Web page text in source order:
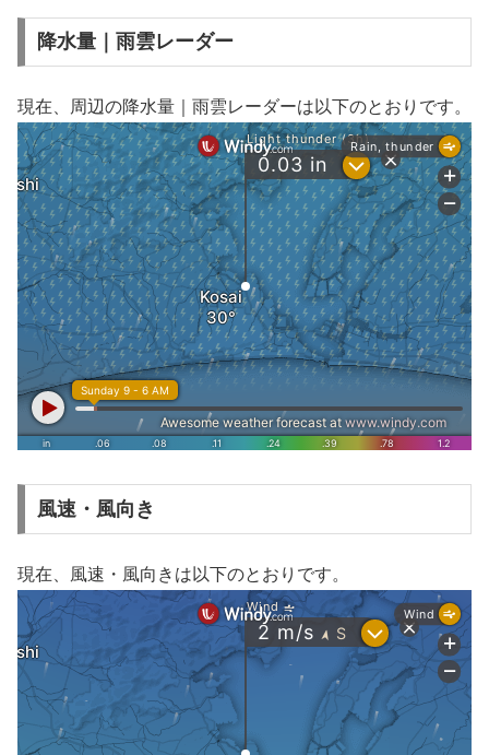
降水量｜雨雲レーダー
現在、周辺の降水量｜雨雲レーダーは以下のとおりです。
風速・風向き
現在、風速・風向きは以下のとおりです。